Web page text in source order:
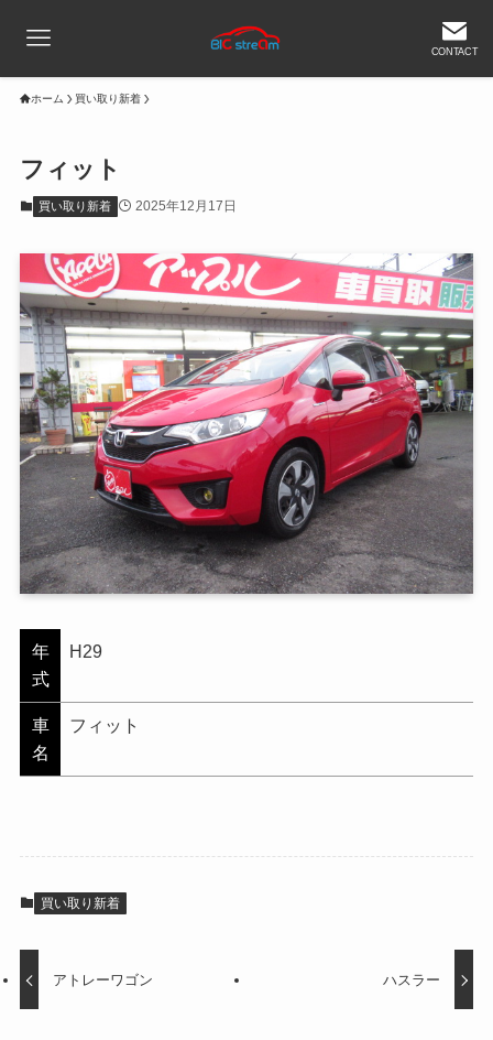
CONTACT
ホーム 買い取り新着
フィット
買い取り新着 2025年12月17日
年
式
H29
車
名
フィット
買い取り新着
アトレーワゴン ハスラー